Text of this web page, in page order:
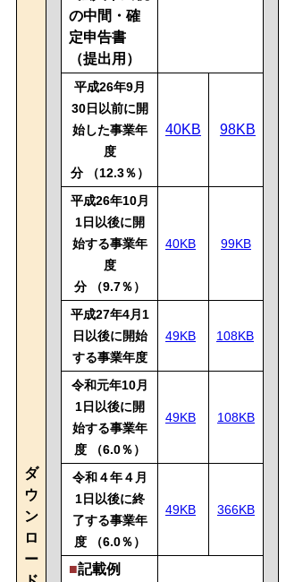
ダ
ウ
ン
ロ
ー
の中間・確
定申告書
（提出用）
平成26年9月
30日以前に開
始した事業年
度
分
（12.3％）
40KB 98KB
平成26年10月
1日以後に開
始する事業年
度
分（9.7％）
40KB 99KB
平成27年4月1
日以後に開始
する事業年度
49KB 108KB
令和元年10月
1日以後に開
始する事業年
度（6.0％）
49KB 108KB
令和４年４月
1日以後に終
了する事業年
度（6.0％）
49KB 366KB
■記載例